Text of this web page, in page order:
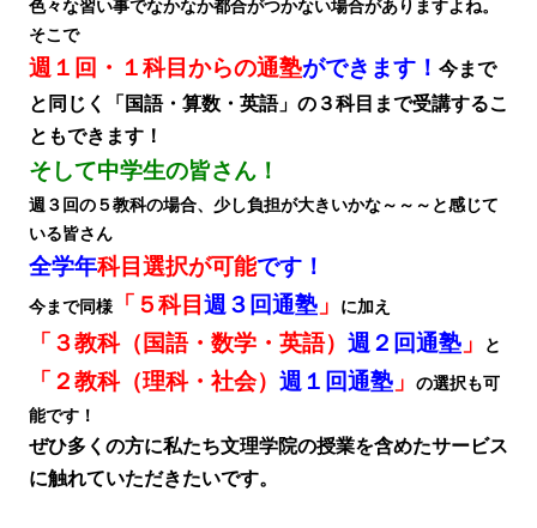
色々な習い事でなかなか都合がつかない場合がありますよね。
そこで
週１回・１科目からの通塾ができます！ 今まで
と同じく「国語・算数・英語」の３科目まで受講するこ
ともできます！
そして中学生の皆さん！
週３回の５教科の場合、少し負担が大きいかな～～～と感じて
いる皆さん
全学年科目選択が可能です ！
今まで同様 「５科目 週３回通塾 」 に加え
「３教科（国語・数学・英語） 週２回通塾 」 と
「２教科（理科・社会） 週１回通塾 」
の選択も可
能です！
ぜひ多くの方に私たち文理学院の授業を含めたサービス
に触れていただきたいです。